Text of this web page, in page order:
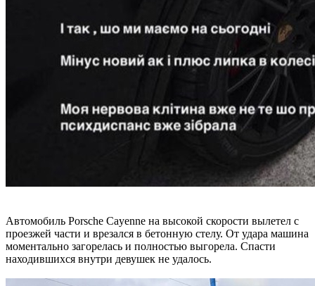
Автомобиль Porsche Cayenne на высокой скорости вылетел с
проезжей части и врезался в бетонную стелу. От удара машина
моментально загорелась и полностью выгорела. Спасти
находившихся внутри девушек не удалось.